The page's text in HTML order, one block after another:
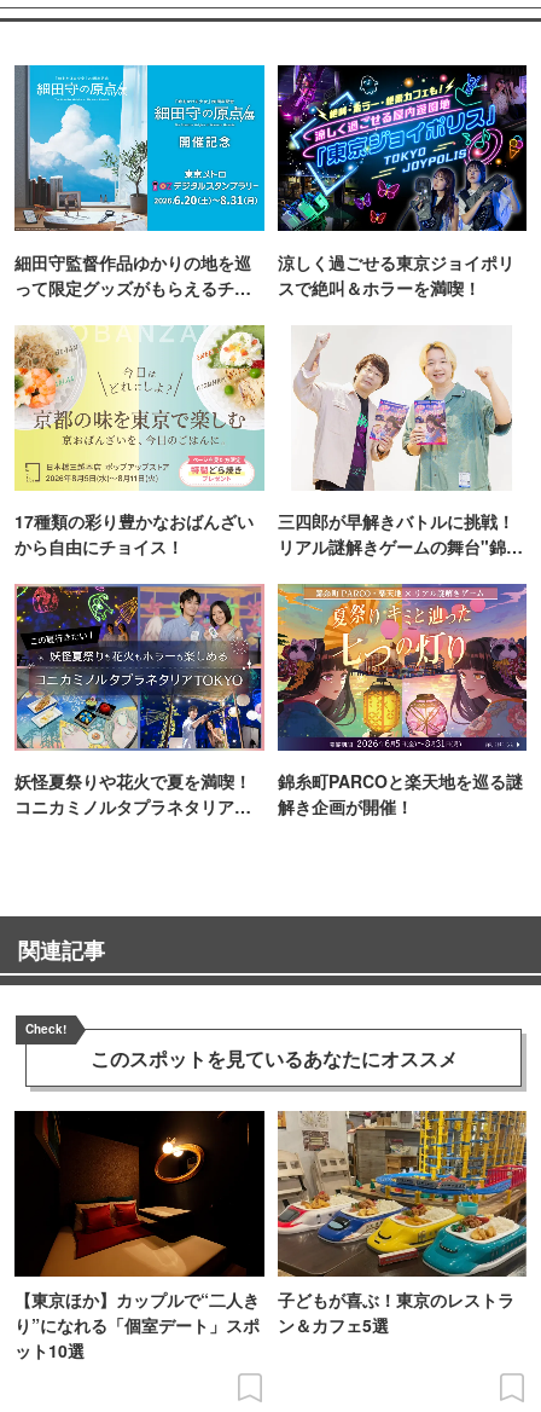
細田守監督作品ゆかりの地を巡
って限定グッズがもらえるチャ
涼しく過ごせる東京ジョイポリ
スで絶叫＆ホラーを満喫！
17種類の彩り豊かなおばんざい
から自由にチョイス！
三四郎が早解きバトルに挑戦！
リアル謎解きゲームの舞台"錦糸
妖怪夏祭りや花火で夏を満喫！
コニカミノルタプラネタリア
錦糸町PARCOと楽天地を巡る謎
解き企画が開催！
関連記事
Check!
このスポットを見ているあなたにオススメ
【東京ほか】カップルで“二人き
り”になれる「個室デート」スポ
ット10選
子どもが喜ぶ！東京のレストラ
ン＆カフェ5選